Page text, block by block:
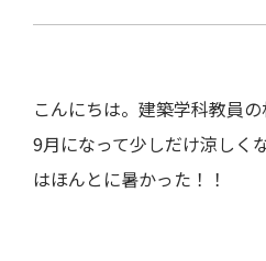
こんにちは。建築学科教員の
9月になって少しだけ涼しく
はほんとに暑かった！！